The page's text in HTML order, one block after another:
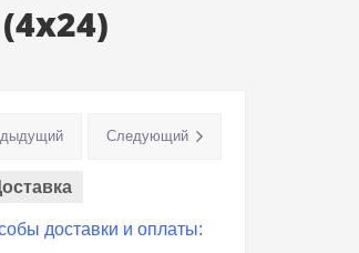
Следующий
доставки и оплаты: